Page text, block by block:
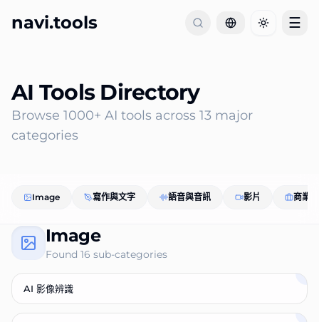
navi.tools Toggle
☰
AI Tools Directory
Browse 1000+ AI tools across 13 major
categories
Image 寫作與文字 語音與音訊 影片 商業
Image
Found 16 sub-categories
AI 影像辨識